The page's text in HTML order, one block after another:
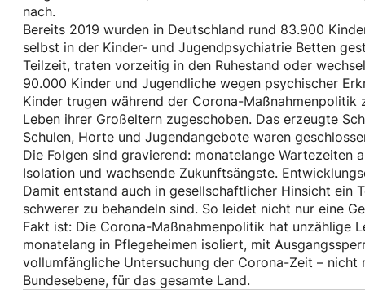
nach.
Bereits 2019 wurden in Deutschland rund 83.900
selbst in der Kinder- und Jugendpsychiatrie Betten
Teilzeit, traten vorzeitig in den Ruhestand oder
90.000 Kinder und Jugendliche wegen psychischer
Kinder trugen während der Corona-
Leben ihrer Großeltern zugeschoben. Das erzeugte
Schulen, Horte und Jugendangebote waren
Die Folgen sind gravierend: monatelange Wartezeiten
Isolation und wachsende Zukunftsängste.
Damit entstand auch in gesellschaftlicher Hinsicht ein
schwerer zu behandeln sind. So leidet nicht nur eine
Fakt ist: Die Corona-Maßnahmenpolitik hat unzählige
monatelang in Pflegeheimen isoliert, mit
vollumfängliche Untersuchung der Corona-Zeit – nicht
Bundesebene, für das gesamte Land.